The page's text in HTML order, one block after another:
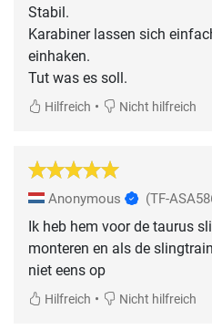
Stabil.
Karabiner lassen sich
einhaken.
Tut was es soll.
Hilfreich • Nicht hilfreich
Anonymous (TF-
Ik heb hem voor de taurus
monteren en als de
niet eens op
Hilfreich • Nicht hilfreich